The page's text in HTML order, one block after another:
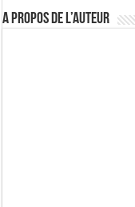
A propos de l’auteur